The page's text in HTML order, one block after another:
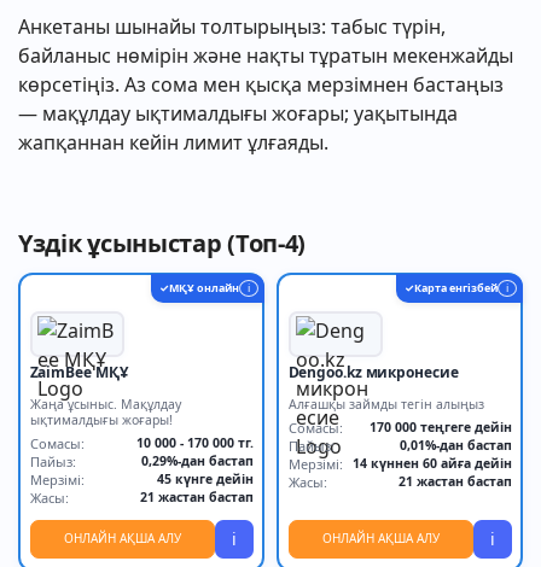
Анкетаны шынайы толтырыңыз: табыс түрін,
байланыс нөмірін және нақты тұратын мекенжайды
көрсетіңіз. Аз сома мен қысқа мерзімнен бастаңыз
— мақұлдау ықтималдығы жоғары; уақытында
жапқаннан кейін лимит ұлғаяды.
Үздік ұсыныстар (Топ-4)
✓МҚҰ онлайн i
ZaimBee МҚҰ
Жаңа ұсыныс. Мақұлдау
ықтималдығы жоғары!
Сомасы: 10 000 - 170 000 тг.
Пайыз: 0,29%-дан бастап
Мерзімі: 45 күнге дейін
Жасы: 21 жастан бастап
ОНЛАЙН АҚША АЛУ i
✓Карта енгізбей i
Dengoo.kz микронесие
Алғашқы займды тегін алыңыз
Сомасы: 170 000 теңгеге дейін
Пайыз: 0,01%-дан бастап
Мерзімі: 14 күннен 60 айға дейін
Жасы: 21 жастан бастап
ОНЛАЙН АҚША АЛУ i